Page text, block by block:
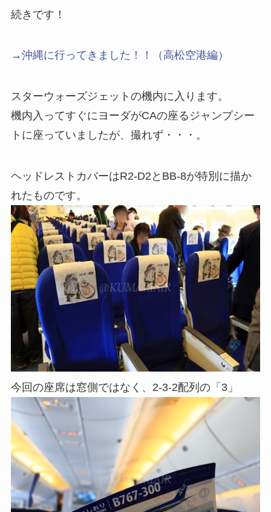
続きです！
→沖縄に行ってきました！！（高松空港編）
スターウォーズジェットの機内に入ります。
機内入ってすぐにヨーダがCAの座るジャンプシー
トに座っていましたが、撮れず・・・。
ヘッドレストカバーはR2-D2とBB-8が特別に描か
れたものです。
今回の座席は窓側ではなく、2-3-2配列の「3」